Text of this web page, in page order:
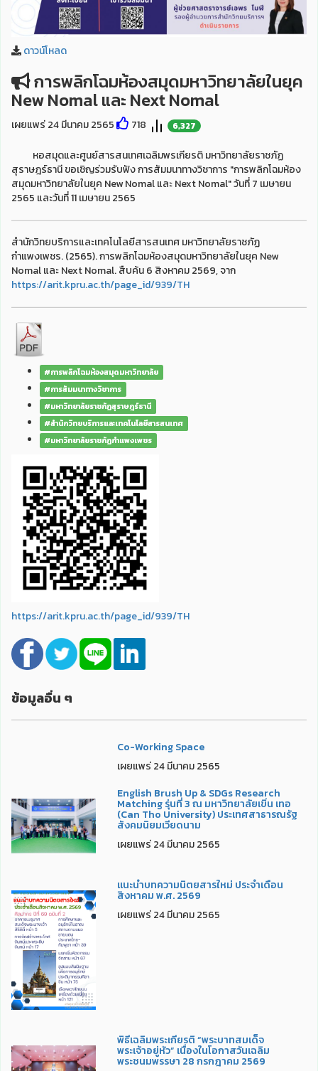
ดาวน์โหลด
การพลิกโฉมห้องสมุดมหาวิทยาลัยในยุค
New Nomal และ Next Nomal
เผยแพร่ 24 มีนาคม 2565 718 6,327
หอสมุดและศูนย์สารสนเทศเฉลิมพรเกียรติ มหาวิทยาลัยราชภัฏ
สุราษฎร์ธานี ขอเชิญร่วมรับฟัง การสัมมนาทางวิชาการ "การพลิกโฉมห้อง
สมุดมหาวิทยาลัยในยุค New Nomal และ Next Nomal" วันที่ 7 เมษายน
2565 และวันที่ 11 เมษายน 2565
สำนักวิทยบริการและเทคโนโลยีสารสนเทศ มหาวิทยาลัยราชภัฏ
กำแพงเพชร. (2565). การพลิกโฉมห้องสมุดมหาวิทยาลัยในยุค New
Nomal และ Next Nomal. สืบค้น 6 สิงหาคม 2569, จาก
https://arit.kpru.ac.th/page_id/939/TH
#การพลิกโฉมห้องสมุดมหาวิทยาลัย
#การสัมมนาทางวิชาการ
#มหาวิทยาลัยราชภัฏสุราษฎร์ธานี
#สำนักวิทยบริการและเทคโนโลยีสารสนเทศ
#มหาวิทยาลัยราชภัฏกำแพงเพชร
https://arit.kpru.ac.th/page_id/939/TH
ข้อมูลอื่น ๆ
Co-Working Space
เผยแพร่ 24 มีนาคม 2565
English Brush Up & SDGs Research
Matching รุ่นที่ 3 ณ มหาวิทยาลัยเขิ่น เทอ
(Can Tho University) ประเทศสาธารณรัฐ
สังคมนิยมเวียดนาม
เผยแพร่ 24 มีนาคม 2565
แนะนำบทความนิตยสารใหม่ ประจำเดือน
สิงหาคม พ.ศ. 2569
เผยแพร่ 24 มีนาคม 2565
พิธีเฉลิมพระเกียรติ “พระบาทสมเด็จ
พระเจ้าอยู่หัว” เนื่องในโอกาสวันเฉลิม
พระชนมพรรษา 28 กรกฎาคม 2569